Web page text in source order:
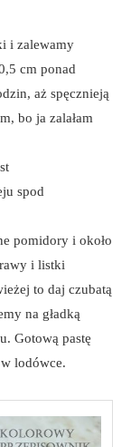
i zalewamy
cm ponad
aż spęcznieją
bo ja zalałam
spod
pomidory i około
i listki
to daj czubatą
na gładką
Gotową pastę
lodówce.